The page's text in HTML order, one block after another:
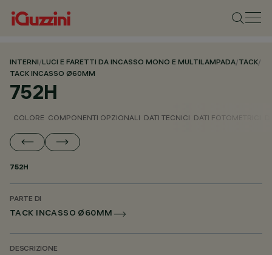
INTERNI/LUCI E FARETTI DA INCASSO MONO E MULTILAMPADA/TACK/
TACK INCASSO Ø60MM
752H
COLORE COMPONENTI OPZIONALI DATI TECNICI DATI FOTOMETRICI
752H
PARTE DI
TACK INCASSO Ø60MM
DESCRIZIONE